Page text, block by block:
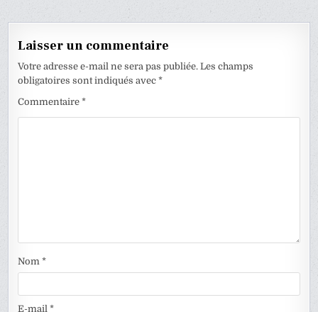
Laisser un commentaire
Votre adresse e-mail ne sera pas publiée. Les champs
obligatoires sont indiqués avec*
Commentaire*
Nom*
E-mail*